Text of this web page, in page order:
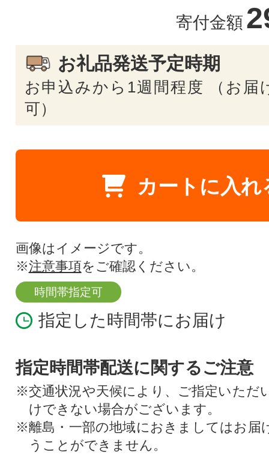
寄付金額
お礼品発送予定時期
お申込みから1週間程度 （お届
可）
カートに入れ
画像はイメージです。
※注意事項をご確認ください。
時間帯指定可
指定した時間帯にお届け
指定時間帯配送に関するご注意
※交通状況や天候により、ご指定いただ
けできない場合がございます。
※離島・一部の地域におきましてはお届
うことができません。